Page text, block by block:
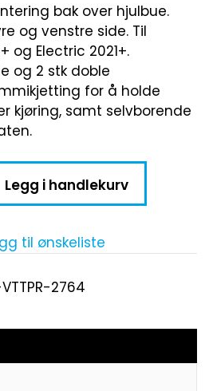
bak over hjulbue.
og venstre side. Til
og Electric 2021+.
og 2 stk doble
for å holde
kjøring, samt selvborende
Legg i handlekurv
til ønskeliste
2764